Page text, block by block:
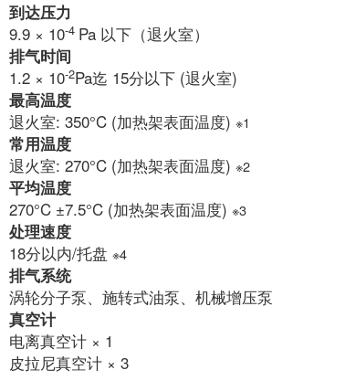
到达压力
9.9 × 10-4 Pa 以下（退火室）
排气时间
1.2 × 10-2Pa迄 15分以下 (退火室)
最高温度
退火室: 350°C (加热架表面温度) ※1
常用温度
退火室: 270°C (加热架表面温度) ※2
平均温度
270°C ±7.5°C (加热架表面温度) ※3
处理速度
18分以内/托盘 ※4
排气系统
涡轮分子泵、施转式油泵、机械增压泵
真空计
电离真空计 × 1
皮拉尼真空计 × 3